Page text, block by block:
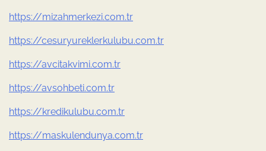
https://mizahmerkezi.com.tr
https://cesuryureklerkulubu.com.tr
https://avcitakvimi.com.tr
https://avsohbeti.com.tr
https://kredikulubu.com.tr
https://maskulendunya.com.tr